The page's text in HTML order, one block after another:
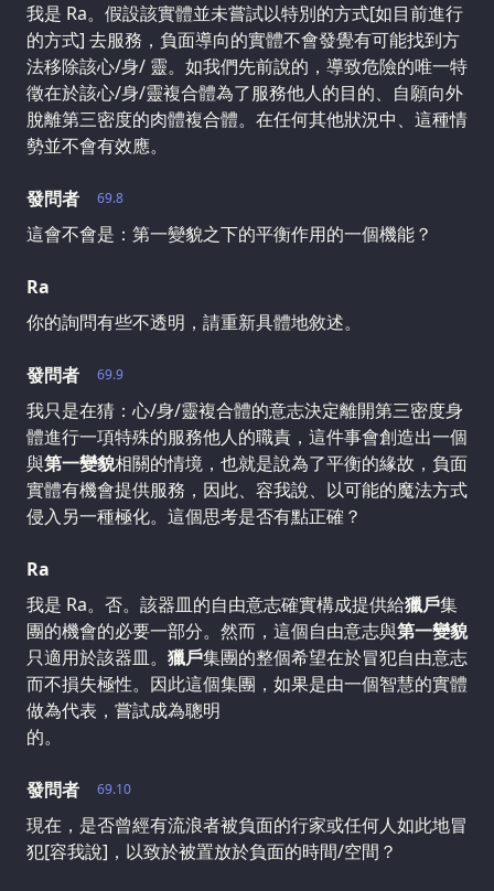
我是 Ra。假設該實體並未嘗試以特別的方式[如目前進行
的方式] 去服務，負面導向的實體不會發覺有可能找到方
法移除該心/身/ 靈。如我們先前說的，導致危險的唯一特
徵在於該心/身/靈複合體為了服務他人的目的、自願向外
脫離第三密度的肉體複合體。在任何其他狀況中、這種情
勢並不會有效應。
69.8
發問者
這會不會是：第一變貌之下的平衡作用的一個機能？
Ra
你的詢問有些不透明，請重新具體地敘述。
69.9
發問者
我只是在猜：心/身/靈複合體的意志決定離開第三密度身
體進行一項特殊的服務他人的職責，這件事會創造出一個
與第一變貌相關的情境，也就是說為了平衡的緣故，負面
實體有機會提供服務，因此、容我說、以可能的魔法方式
侵入另一種極化。這個思考是否有點正確？
Ra
我是 Ra。否。該器皿的自由意志確實構成提供給獵戶集
團的機會的必要一部分。然而，這個自由意志與第一變貌
只適用於該器皿。 獵戶集團的整個希望在於冒犯自由意志
而不損失極性。因此這個集團，如果是由一個智慧的實體
做為代表，嘗試成為聰明
的。
69.10
發問者
現在，是否曾經有流浪者被負面的行家或任何人如此地冒
犯[容我說]，以致於被置放於負面的時間/空間？